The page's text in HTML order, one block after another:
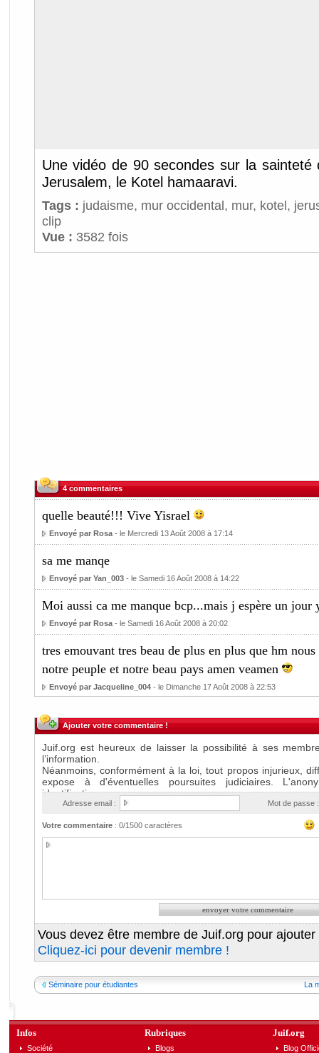
Une vidéo de 90 secondes sur la sainteté
Jerusalem, le Kotel hamaaravi.
Tags : judaisme, mur occidental, mur, kotel,
clip
Vue : 3582 fois
4 commentaires
quelle beauté!!! Vive Yisrael
Envoyé par Rosa- le Mercredi 13 Août 2008 à 17:14
sa me manqe
Envoyé par Yan_003- le Samedi 16 Août 2008 à 14:22
Moi aussi ca me manque bcp...mais j espère un jour
Envoyé par Rosa- le Samedi 16 Août 2008 à 20:02
tres emouvant tres beau de plus en plus que hm
notre peuple et notre beau pays amen veamen
Envoyé par Jacqueline_004- le Dimanche 17 Août 2008 à 22:53
Ajouter votre commentaire !
Adresse email : Mot de passe :
Votre commentaire: 0/1500 caractères
Vous devez être membre de Juif.org pour
Cliquez-ici pour devenir membre !
Séminaire pour étudiantes La
Infos
Société
Rubriques
Blogs
Juif.org
Blog